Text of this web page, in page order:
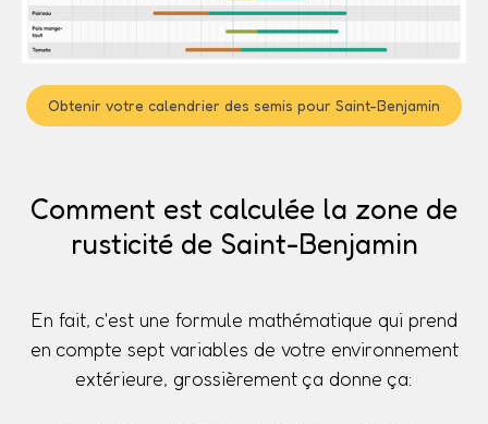
Obtenir votre calendrier des semis pour Saint-Benjamin
Comment est calculée la zone de
rusticité de Saint-Benjamin
En fait, c'est une formule mathématique qui prend
en compte sept variables de votre environnement
extérieure, grossièrement ça donne ça: